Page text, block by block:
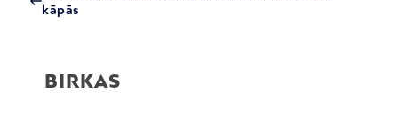
kāpās
BIRKAS